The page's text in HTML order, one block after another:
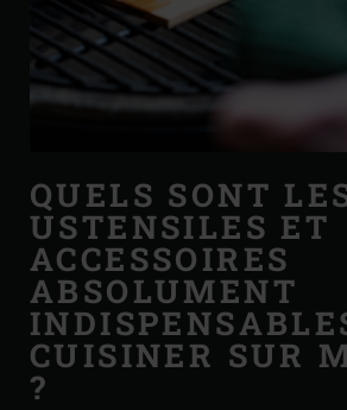
QUELS SONT
USTENSILES ET
ACCESSOIRES
ABSOLUMENT
CUISINER SUR
?